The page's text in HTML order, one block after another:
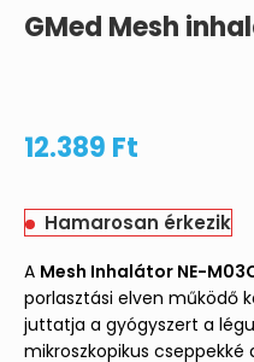
GMed Mesh
12.389 Ft
Hamarosan érkezik
A Mesh Inhalátor NE-
porlasztási elven működő
juttatja a gyógyszert a
mikroszkopikus